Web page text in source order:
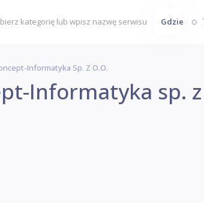
Gdzie
Informatyka Sp. Z O.o.
Informatyka sp.